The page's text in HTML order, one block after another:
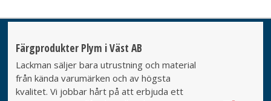
Färgprodukter Plym i Väst AB
Lackman säljer bara utrustning och material
från kända varumärken och av högsta
kvalitet. Vi jobbar hårt på att erbjuda ett